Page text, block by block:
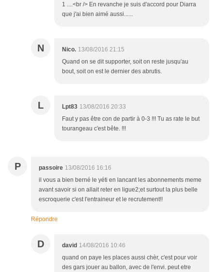
1 ....<br /> En revanche je suis d'accord pour Diarra
que j'ai bien aimé aussi......
N Nico. 13/08/2016 21:15
Quand on se dit supporter, soit on reste jusqu'au
bout, soit on est le dernier des abrutis.
L Lpt83 13/08/2016 20:33
Faut y pas être con de partir à 0-3 !!! Tu as rate le but
tourangeau c'est bête. !!!
P passoire 13/08/2016 16:16
il vous a bien berné le yéti en lancant les abonnements meme
avant savoir si on allait reter en ligue2;et surtout la plus belle
escroquerie c'est l'entraineur et le recrutement!!
Répondre
D david 14/08/2016 10:46
quand on paye les places aussi chèr, c'est pour voir
des gars jouer au ballon, avec de l'envi. peut etre